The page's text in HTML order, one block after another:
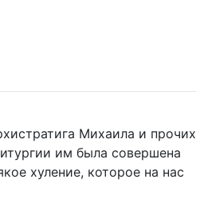
Михаила и прочих
им была совершена
хуление, которое на нас